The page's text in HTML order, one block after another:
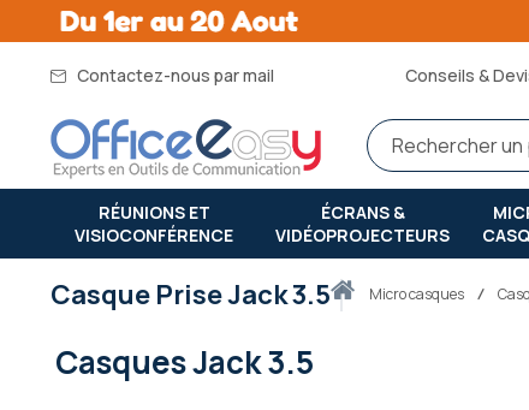
Contactez-nous par mail Conseils &
RÉUNIONS ET
VISIOCONFÉRENCE
ÉCRANS &
VIDÉOPROJECTEURS
Accueilmicro casques
Casque Prise Jack 3.5
Casques Jack 3.5